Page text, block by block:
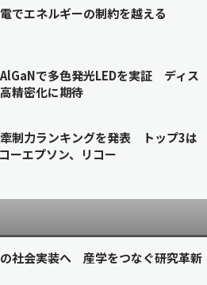
でエネルギーの制約を越える
で多色発光LEDを実証 ディス
精密化に期待
制力ランキングを発表 トップ3は
ーエプソン、リコー
社会実装へ 産学をつなぐ研究革新